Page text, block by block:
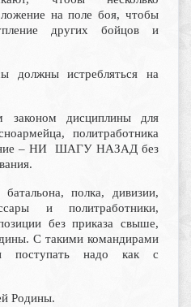
на поле боя, чтобы
других бойцов и
должны истребляться на
законом дисциплины для
политработника
– НИ ШАГУ НАЗАД без
полка, дивизии,
и политработники,
без приказа свыше,
С такими командирами
поступать надо как с
Родины.